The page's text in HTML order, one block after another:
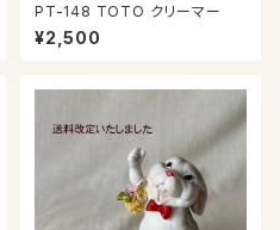
PT-148 TOTO クリーマー
¥2,500